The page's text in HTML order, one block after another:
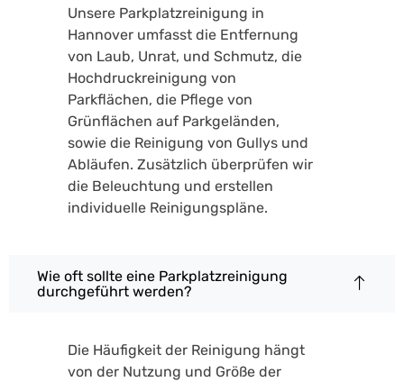
Unsere Parkplatzreinigung in
Hannover umfasst die Entfernung
von Laub, Unrat, und Schmutz, die
Hochdruckreinigung von
Parkflächen, die Pflege von
Grünflächen auf Parkgeländen,
sowie die Reinigung von Gullys und
Abläufen. Zusätzlich überprüfen wir
die Beleuchtung und erstellen
individuelle Reinigungspläne.
Wie oft sollte eine Parkplatzreinigung
durchgeführt werden?
Die Häufigkeit der Reinigung hängt
von der Nutzung und Größe der